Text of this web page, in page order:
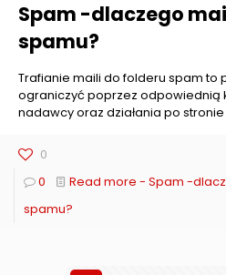
Spam -dlaczego
spamu?
Trafianie maili do folderu spam to
ograniczyć poprzez odpowiednią
nadawcy oraz działania po
0
0
Read more - Spam -
spamu?